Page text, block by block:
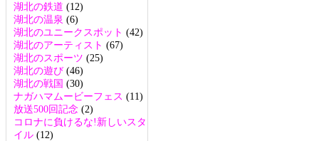
湖北の鉄道 (12)
湖北の温泉 (6)
湖北のユニークスポット (42)
湖北のアーティスト (67)
湖北のスポーツ (25)
湖北の遊び (46)
湖北の戦国 (30)
ナガハマムービーフェス (11)
放送500回記念 (2)
コロナに負けるな!新しいスタ
イル (12)